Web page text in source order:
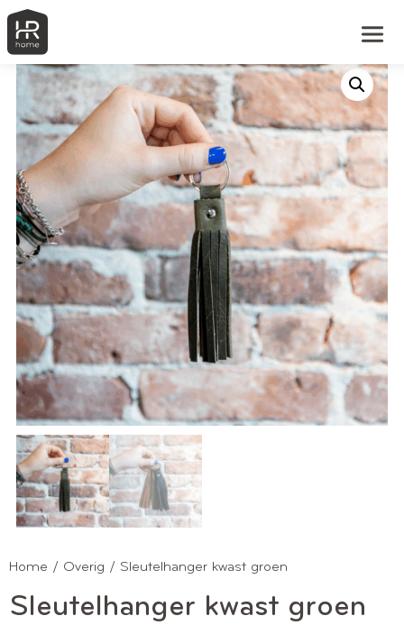
Home / Overig / Sleutelhanger kwast groen
Sleutelhanger kwast groen